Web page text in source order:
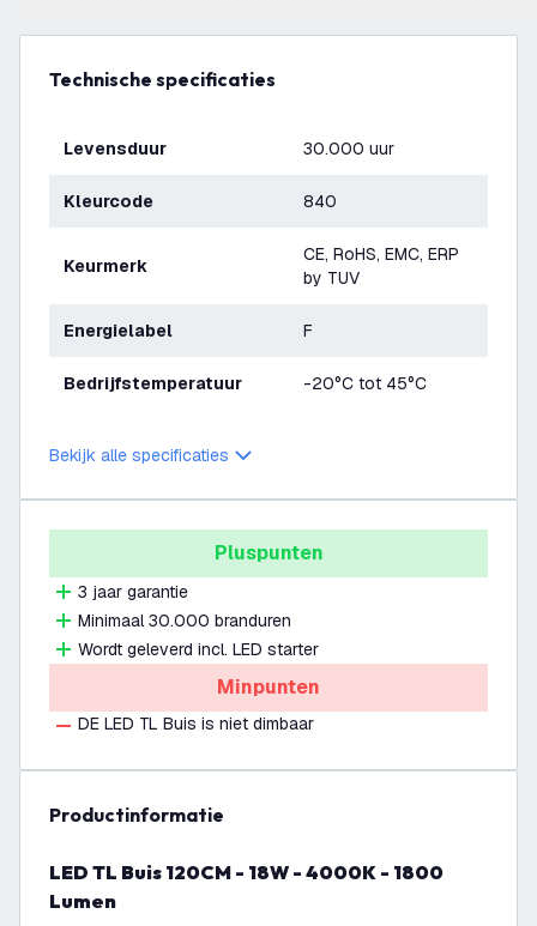
Technische specificaties
Levensduur 30.000 uur
Kleurcode 840
Keurmerk
CE, RoHS, EMC, ERP
by TUV
Energielabel F
Bedrijfstemperatuur -20°C tot 45°C
Bekijk alle specificaties
Pluspunten
3 jaar garantie
Minimaal 30.000 branduren
Wordt geleverd incl. LED starter
Minpunten
DE LED TL Buis is niet dimbaar
productinformatie
LED TL Buis 120CM - 18W - 4000K - 1800
Lumen